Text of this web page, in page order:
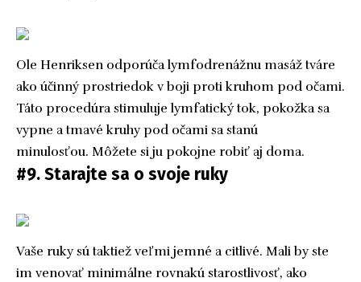
Ole Henriksen odporúča lymfodrenážnu masáž tváre
ako účinný prostriedok v boji proti kruhom pod očami.
Táto procedúra stimuluje lymfatický tok, pokožka sa
vypne a tmavé kruhy pod očami sa stanú
minulosťou. Môžete si ju pokojne robiť aj doma.
#9. Starajte sa o svoje ruky
Vaše ruky sú taktiež veľmi jemné a citlivé. Mali by ste
im venovať minimálne rovnakú starostlivosť, ako